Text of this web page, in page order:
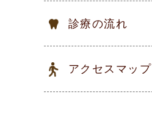
診療の流れ
アクセスマップ